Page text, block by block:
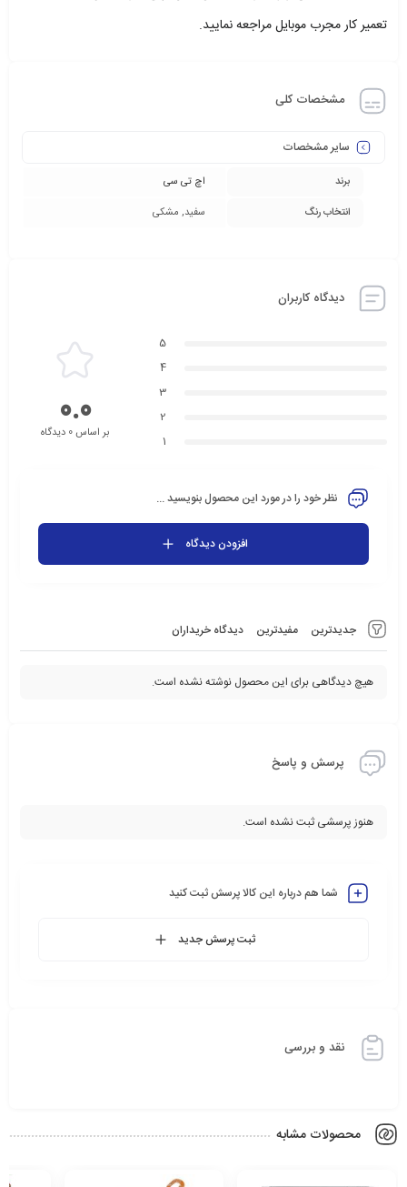
تعمیر کار مجرب موبایل مراجعه نمایید.
مشخصات کلی
سایر مشخصات
برند
اچ تی سی
انتخاب رنگ
سفید, مشکی
دیدگاه کاربران
جدیدترین مفیدترین دیدگاه خریداران
هیچ دیدگاهی برای این محصول نوشته نشده است.
5
4
3
2
1
0.0بر اساس 0 دیدگاه
نظر خود را در مورد این محصول بنویسید ...
افزودن دیدگاه
پرسش و پاسخ
هنوز پرسشی ثبت نشده است.
شما هم درباره این کالا پرسش ثبت کنید
ثبت پرسش جدید
نقد و بررسی
محصولات مشابه